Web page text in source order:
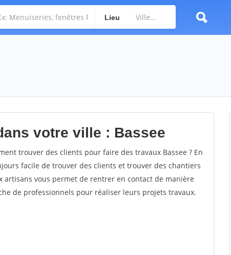
Lieu
votre ville : Bassee
trouver des clients pour faire des travaux Bassee ? En
facile de trouver des clients et trouver des chantiers
vous permet de rentrer en contact de manière
de professionnels pour réaliser leurs projets travaux.